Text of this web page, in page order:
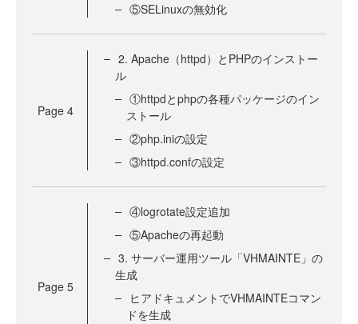
⑤SELinuxの無効化
Page 4
2. Apache（httpd）とPHPのインストー
ル
①httpdとphpの各種パッケージのイン
ストール
②php.iniの設定
③httpd.confの設定
Page 5
④logrotate設定追加
⑤Apacheの再起動
3. サーバー運用ツール「VHMAINTE」の
生成
ヒアドキュメントでVHMAINTEコマン
ドを生成